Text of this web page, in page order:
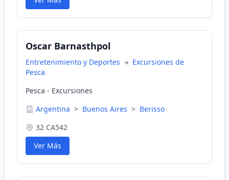
Oscar Barnasthpol
Entretenimiento y Deportes
Excursiones de
Pesca
Pesca - Excursiones
Argentina > Buenos Aires > Berisso
32 CA542
Ver Más